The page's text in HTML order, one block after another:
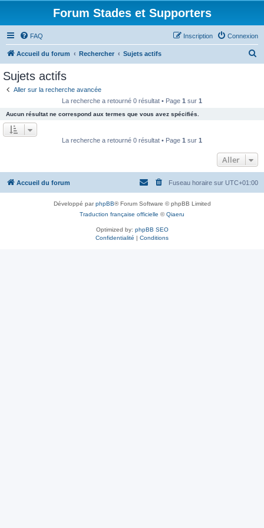
Forum Stades et Supporters
FAQ Connexion
Inscription
Accueil du forum Rechercher Sujets actifs
e
r
Sujets actifs
Aller sur la recherche avancée
La recherche a retourné 0 résultat • Page 1 sur 1
Aucun résultat ne correspond aux termes que vous avez spécifiés.
La recherche a retourné 0 résultat • Page 1 sur 1
Aller
Accueil du forum Fuseau horaire sur UTC+01:00
Développé parphpBB® Forum Software © phpBB Limited
Traduction française officielle ©Qiaeru
Optimized by: phpBB SEO
Confidentialité | Conditions